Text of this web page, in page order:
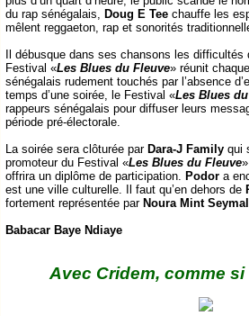
du rap sénégalais,
Doug E Tee chauffe les
mêlent reggaeton, rap et sonorités
Il débusque dans ses chansons les
Festival «Les Blues du Fleuve» réunit
sénégalais rudement touchés par l’absence
temps d’une soirée, le Festival «Les Blues
rappeurs sénégalais pour diffuser leurs
période pré-électorale.
La soirée sera clôturée par Dara-J Family qui
promoteur du Festival «Les Blues du Fleuve
offrira un diplôme de participation.
Podor a
est une ville culturelle. Il faut qu’en dehors de
fortement représentée parNoura Mint
Babacar Baye Ndiaye
Avec Cridem, comme